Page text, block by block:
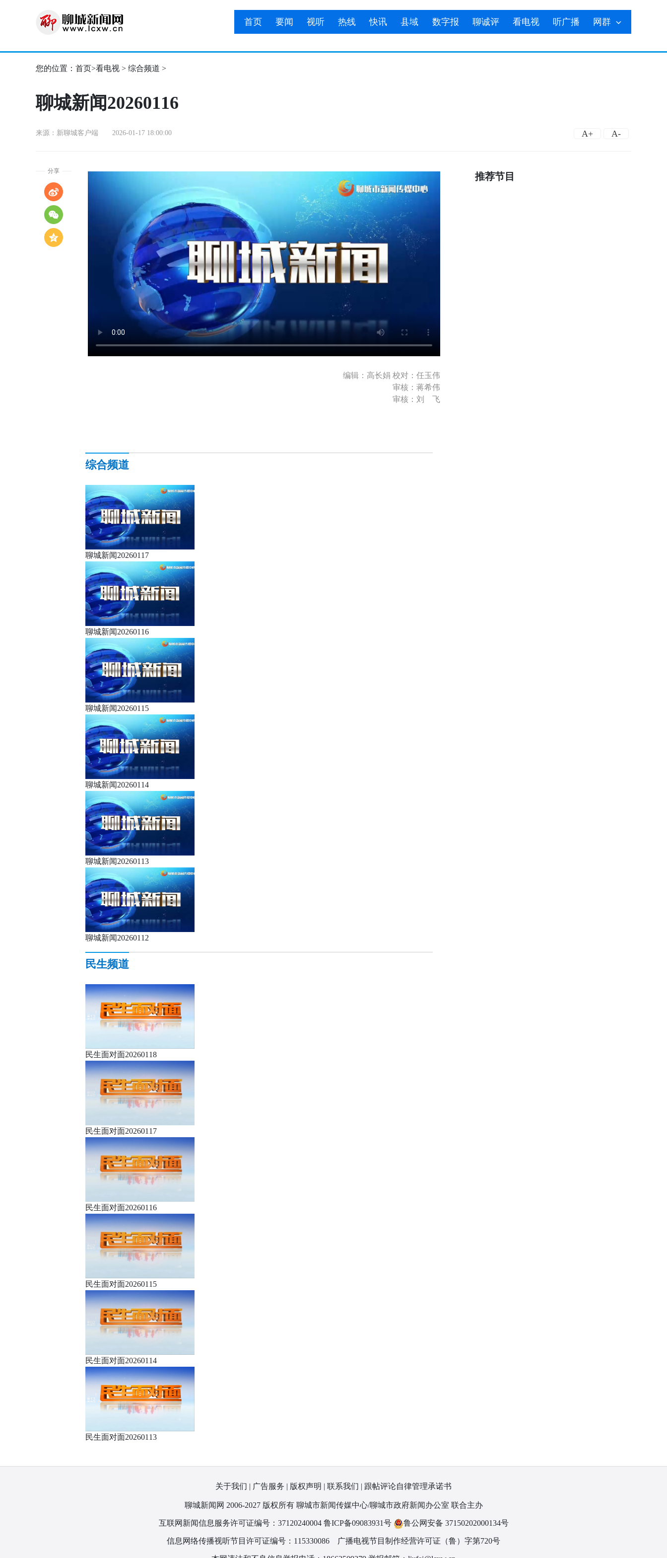
首页 要闻 视听 热线 快讯 县域 数字报 聊诚评 看电视 听广播 网群
您的位置： 首页>看电视 > 综合频道 >
聊城新闻20260116
来源：新聊城客户端 2026-01-17 18:00:00 A+ A-
分享
编辑：高长娟 校对：任玉伟
审核：蒋希伟
审核：刘 飞
推荐节目
综合频道
聊城新闻20260117
聊城新闻20260116
聊城新闻20260115
聊城新闻20260114
聊城新闻20260113
聊城新闻20260112
民生频道
民生面对面20260118
民生面对面20260117
民生面对面20260116
民生面对面20260115
民生面对面20260114
民生面对面20260113
关于我们 | 广告服务 | 版权声明 | 联系我们 | 跟帖评论自律管理承诺书
聊城新闻网 2006-2027 版权所有 聊城市新闻传媒中心/聊城市政府新闻办公室 联合主办
互联网新闻信息服务许可证编号：37120240004 鲁ICP备09083931号 鲁公网安备 37150202000134号
信息网络传播视听节目许可证编号：115330086 广播电视节目制作经营许可证（鲁）字第720号